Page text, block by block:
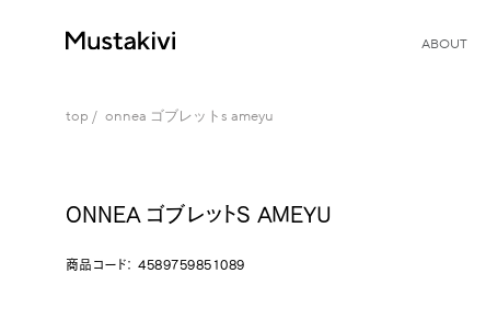
ABOUT
top onnea ゴブレットs ameyu
ONNEA ゴブレットS AMEYU
商品コード：4589759851089